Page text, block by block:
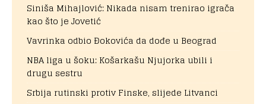
Siniša Mihajlović: Nikada nisam trenirao igrača
kao što je Jovetić
Vavrinka odbio Đokovića da dođe u Beograd
NBA liga u šoku: Košarkašu Njujorka ubili i
drugu sestru
Srbija rutinski protiv Finske, slijede Litvanci